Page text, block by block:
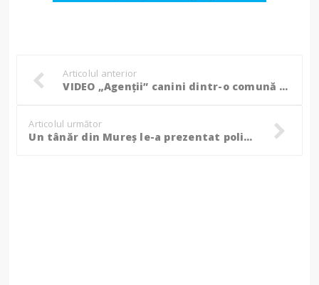
Articolul anterior
VIDEO „Agenții” canini dintr-o comună botoșăneană. Primarul: „Toți banii se duc la câini și la gunoi”
Articolul următor
Un tânăr din Mureș le-a prezentat polițiștilor botoșăneni un permis fals!